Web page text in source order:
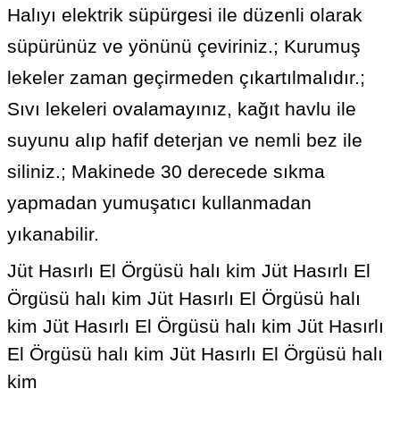
Halıyı elektrik süpürgesi ile düzenli olarak
süpürünüz ve yönünü çeviriniz.; Kurumuş
lekeler zaman geçirmeden çıkartılmalıdır.;
Sıvı lekeleri ovalamayınız, kağıt havlu ile
suyunu alıp hafif deterjan ve nemli bez ile
siliniz.; Makinede 30 derecede sıkma
yapmadan yumuşatıcı kullanmadan
yıkanabilir.
Jüt Hasırlı El Örgüsü halı kim Jüt Hasırlı El
Örgüsü halı kim Jüt Hasırlı El Örgüsü halı
kim Jüt Hasırlı El Örgüsü halı kim Jüt Hasırlı
El Örgüsü halı kim Jüt Hasırlı El Örgüsü halı
kim